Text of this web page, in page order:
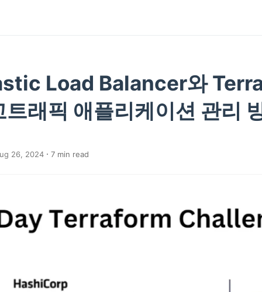
Load Balancer와
트래픽 애플리케이션 관리
26, 2024 7 min read